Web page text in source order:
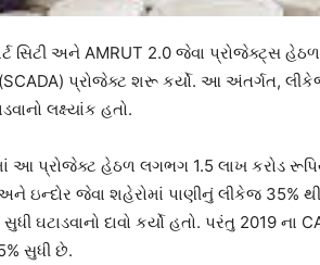
સિટી અને AMRUT 2.0 જેવા પ્રોજેક્ટ્સ
પ્રોજેક્ટ શરૂ કર્યો. આ અંતર્ગત,
લક્ષ્યાંક હતો.
આ પ્રોજેક્ટ હેઠળ લગભગ 1.5 લાખ કરોડ
ઇન્દોર જેવા શહેરોમાં પાણીનું લીકેજ 35% થી
ઘટાડવાનો દાવો કર્યો હતો. પરંતુ 2019 ના
સુધી છે.